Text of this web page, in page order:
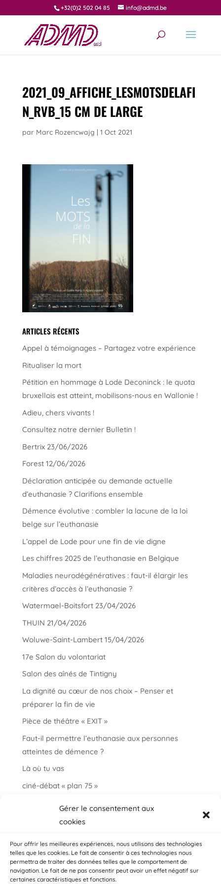
Gérer le consentement aux
cookies
Pour offrir les meilleures expériences, nous utilisons des technologies
telles que les cookies. Le fait de consentir à ces technologies nous
permettra de traiter des données telles que le comportement de
navigation. Le fait de ne pas consentir peut avoir un effet négatif sur
certaines caractéristiques et fonctions.
+32(0)2 502 04 85 info@admd.be
2021_09_AFFICHE_LESMOTSDELAFI
N_RVB_15 CM DE LARGE
par Marc Rozencwajg | 1 Oct 2021
ARTICLES RÉCENTS
Appel à témoignages – Partagez votre expérience
Ritualiser la mort
Pétition en hommage à Lode Deconinck : le quota
bruxellois est atteint, mobilisons-nous en Wallonie !
Adieu, chers vivants !
Consultez notre dernier Bulletin !
Bertrix 23/06/2026
Forest 12/06/2026
Déclaration anticipée ou demande actuelle
d’euthanasie ? Clarifions ensemble
Démence évolutive : combler la lacune de la loi
belge sur l’euthanasie
L’appel de Lode pour une fin de vie digne
Les chiffres 2025 de l’euthanasie en Belgique
Maladies neurodégénératives : faut-il élargir les
critères d’accès à l’euthanasie ?
Watermael-Boitsfort 23/04/2026
THUIN 21/04/2026
Woluwe-Saint-Lambert 15/04/2026
17e Salon du volontariat
Salon des aînés de Tintigny
La dignité au cœur de nos choix – Penser et
préparer la fin de vie
Pièce de théâtre « EXIT »
Faut-il permettre l’euthanasie aux personnes
atteintes de démence ?
Là où tu vas
ciné-débat « plan 75 »
choisir ma fin vie